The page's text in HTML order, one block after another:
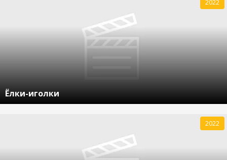
Ёлки-иголки
2022
2022